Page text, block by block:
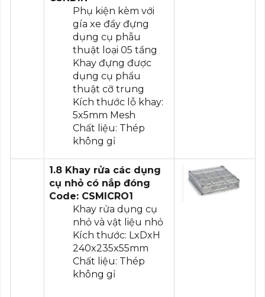
Phụ kiện kèm với
gía xe đẩy đựng
dụng cụ phẫu
thuật loại 05 tầng
Khay đựng được
dụng cụ phẩu
thuật cỡ trung
Kích thước lỗ khay:
5x5mm Mesh
Chất liệu: Thép
không gỉ
1.8 Khay rửa các dụng
cụ nhỏ có nắp đóng
Code: CSMICRO1
Khay rửa dụng cụ
nhỏ và vật liệu nhỏ
Kích thước: LxDxH
240x235x55mm
Chất liệu: Thép
không gỉ